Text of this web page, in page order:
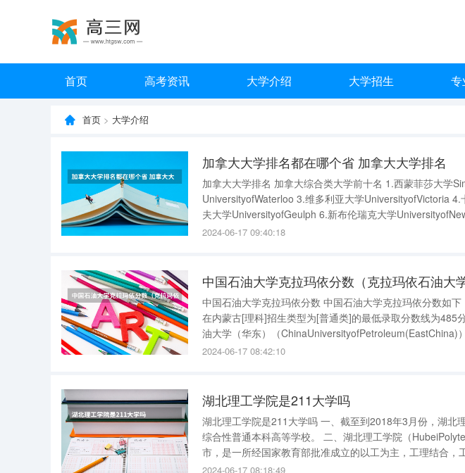
首页 高考资讯 大学介绍 大学招生 专
首页 > 大学介绍
加拿大大学排名都在哪个省 加拿大大学排名
加拿大大学排名 加拿大综合类大学前十名 1.西蒙菲莎大学SimonFraserUniversity 2.滑铁卢大学
UniversityofWaterloo 3.维多利亚大学UniversityofVictoria 4.卡尔顿大学CarletonUniversity 5.圭尔
夫大学UniversityofGeulph 6.新布伦瑞克大学
2024-06-17 09:40:18
中国石油大学克拉玛依分数（克拉玛依石油大
中国石油大学克拉玛依分数 中国石油大学克拉玛依分数如下： 中国石油大学(北京)克拉玛依校区
在内蒙古[理科]招生类型为[普通类]的最低录取分数线为485分。 拓展资料：中国石油大学 中
油大学（华东）（ChinaUniversityofPetroleum(EastChina)
和国教育部直属全国重点大学，教育部和五大能源企业集团
2024-06-17 08:42:10
湖北理工学院是211大学吗
湖北理工学院是211大学吗 一、截至到2018年3月份，湖北理工学院不是211大学，是省属全日制
综合性普通本科高等学校。 二、湖北理工学院（HubeiPolytechnicUniversity）位于湖北省黄石
市，是一所经国家教育部批准成立的以工为主，工理结合，
2024-06-17 08:18:49